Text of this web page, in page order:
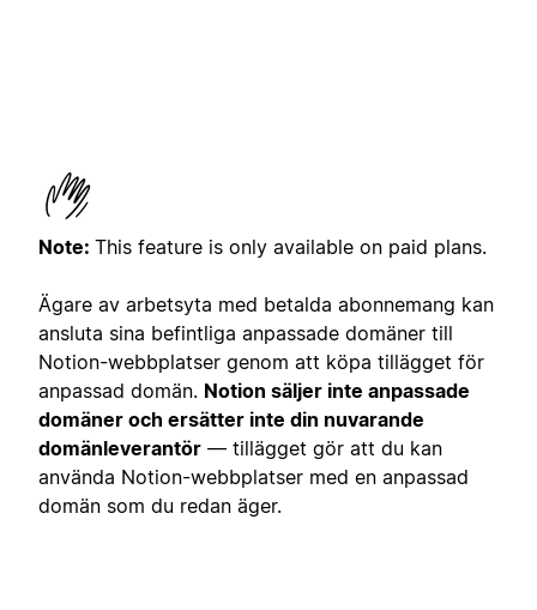
Note: This feature is only available on paid plans.
Ägare av arbetsyta med betalda abonnemang kan
ansluta sina befintliga anpassade domäner till
Notion-webbplatser genom att köpa tillägget för
anpassad domän. Notion säljer inte anpassade
domäner och ersätter inte din nuvarande
domänleverantör — tillägget gör att du kan
använda Notion-webbplatser med en anpassad
domän som du redan äger.